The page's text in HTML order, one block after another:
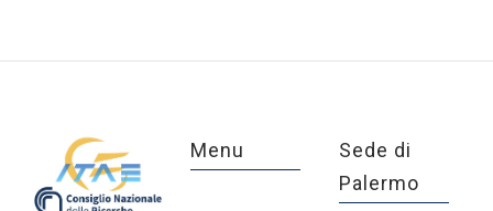
Menu
Sede di
Palermo